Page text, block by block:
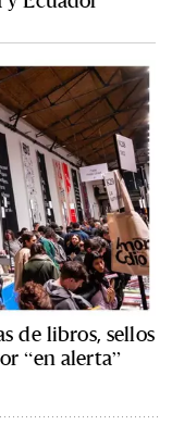
de libros, sellos
“en alerta”